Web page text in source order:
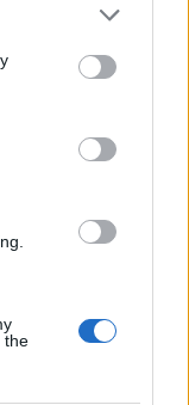
the
χεριού
του χεριού,
που